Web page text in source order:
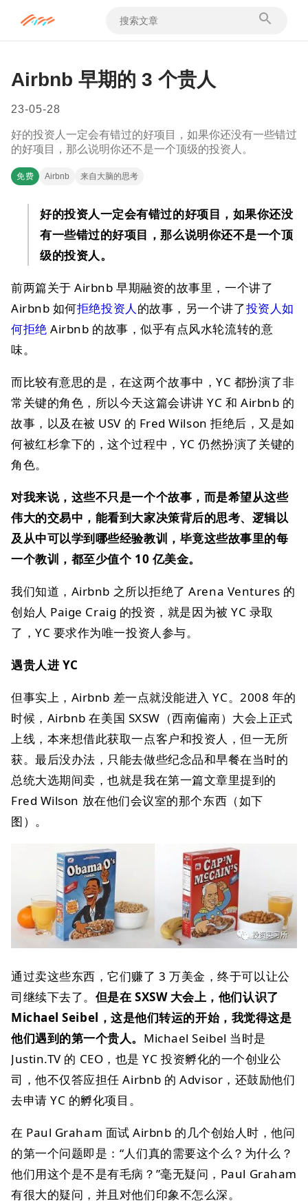
Airbnb 早期的 3 个贵人
23-05-28
好的投资人一定会有错过的好项目，如果你还没有一些错过
的好项目，那么说明你还不是一个顶级的投资人。
免费 Airbnb 来自大脑的思考
好的投资人一定会有错过的好项目，如果你还没
有一些错过的好项目，那么说明你还不是一个顶
级的投资人。
前两篇关于 Airbnb 早期融资的故事里，一个讲了
Airbnb 如何拒绝投资人 的故事，另一个讲了投资人如
何拒绝 Airbnb 的故事，似乎有点风水轮流转的意
味。
而比较有意思的是，在这两个故事中，YC 都扮演了非
常关键的角色，所以今天这篇会讲讲 YC 和 Airbnb 的
故事，以及在被 USV 的 Fred Wilson 拒绝后，又是如
何被红杉拿下的，这个过程中，YC 仍然扮演了关键的
角色。
对我来说，这些不只是一个个故事，而是希望从这些
伟大的交易中，能看到大家决策背后的思考、逻辑以
及从中可以学到哪些经验教训，毕竟这些故事里的每
一个教训，都至少值个 10 亿美金。
我们知道，Airbnb 之所以拒绝了 Arena Ventures 的
创始人 Paige Craig 的投资，就是因为被 YC 录取
了，YC 要求作为唯一投资人参与。
遇贵人进 YC
但事实上，Airbnb 差一点就没能进入 YC。2008 年的
时候，Airbnb 在美国 SXSW（西南偏南）大会上正式
上线，本来想借此获取一点客户和投资人，但一无所
获。最后没办法，只能去做些纪念品和早餐在当时的
总统大选期间卖，也就是我在第一篇文章里提到的
Fred Wilson 放在他们会议室的那个东西（如下
图）。
通过卖这些东西，它们赚了 3 万美金，终于可以让公
司继续下去了。 但是在 SXSW 大会上，他们认识了
Michael Seibel，这是他们转运的开始，我觉得这是
他们遇到的第一个贵人。 Michael Seibel 当时是
Justin.TV 的 CEO，也是 YC 投资孵化的一个创业公
司，他不仅答应担任 Airbnb 的 Advisor，还鼓励他们
去申请 YC 的孵化项目。
在 Paul Graham 面试 Airbnb 的几个创始人时，他问
的第一个问题即是：“人们真的需要这个么？为什么？
他们用这个是不是有毛病？”毫无疑问，Paul Graham
有很大的疑问，并且对他们印象不怎么深。